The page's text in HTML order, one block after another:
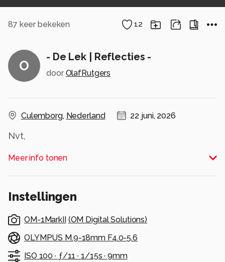
87 keer bekeken 12
O
- De Lek | Reflecties -
door OlafRutgers
Culemborg, Nederland 22 juni, 2026
Nvt,
Alle rechten voorbehouden
Meer info tonen
Instellingen
OM-1MarkII (OM Digital Solutions)
OLYMPUS M.9-18mm F4.0-5.6
ISO 100 · ƒ/11 · 1/15s ·9mm